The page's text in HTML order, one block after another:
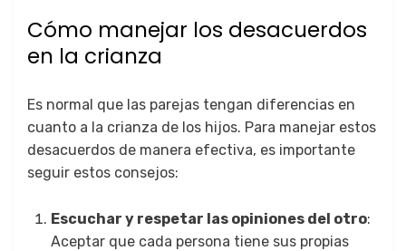
Cómo manejar los desacuerdos
en la crianza
Es normal que las parejas tengan diferencias en
cuanto a la crianza de los hijos. Para manejar estos
desacuerdos de manera efectiva, es importante
seguir estos consejos:
Escuchar y respetar las opiniones del otro:
Aceptar que cada persona tiene sus propias